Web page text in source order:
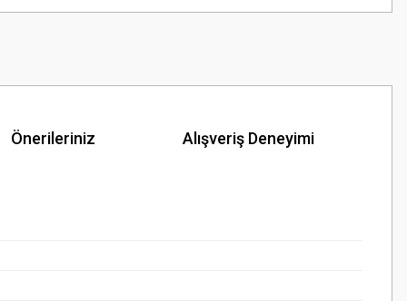
Önerileriniz Alışveriş Deneyimi